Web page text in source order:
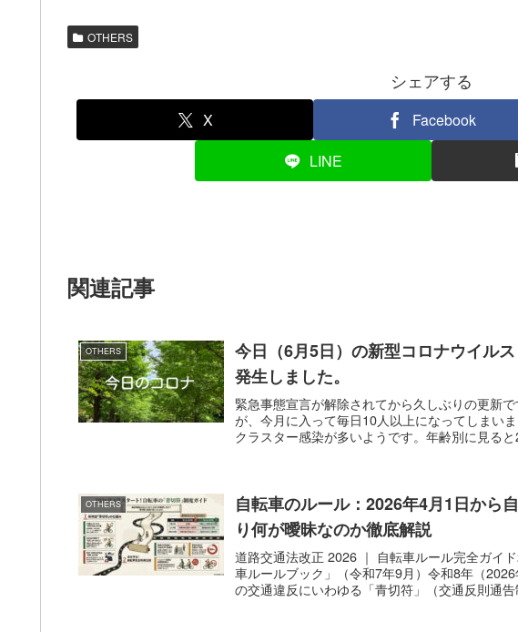
OTHERS
シェアする
X Facebook
LINE
関連記事
OTHERS
今日（6月5日）の新型コロナウイル
発生しました。
緊急事態宣言が解除されてから久しぶりの更新
が、今月に入って毎日10人以上になってしまい
クラスター感染が多いようです。年齢別に見る
OTHERS
自転車のルール：2026年4月1日から
り何が曖昧なのか徹底解説
道路交通法改正 2026 ｜ 自転車ルール完全ガイ
車ルールブック」（令和7年9月）令和8年（
の交通違反にいわゆる「青切符」（交通反則通